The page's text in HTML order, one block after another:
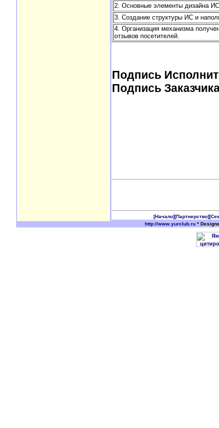
2. Основные элементы дизайна ИС
3. Создание структуры ИС и
4. Организация механизма
отзывов посетителей.
Подпись
Подпись
[Начало][Партнерство]
http://www.yurclub.ru *